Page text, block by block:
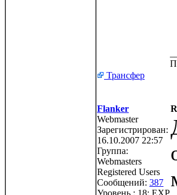
Трансфер
Flanker
Webmaster
Зарегистрирован:
16.10.2007 22:57
Группа:
Webmasters
Registered Users
Сообщений: 387
Уровень : 18; EXP